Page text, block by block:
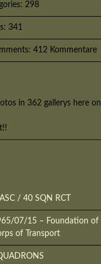
298
341
412 Kommentare
in 362 gallerys here
/ 40 SQN RCT
07/15 – Foundation of
of Transport